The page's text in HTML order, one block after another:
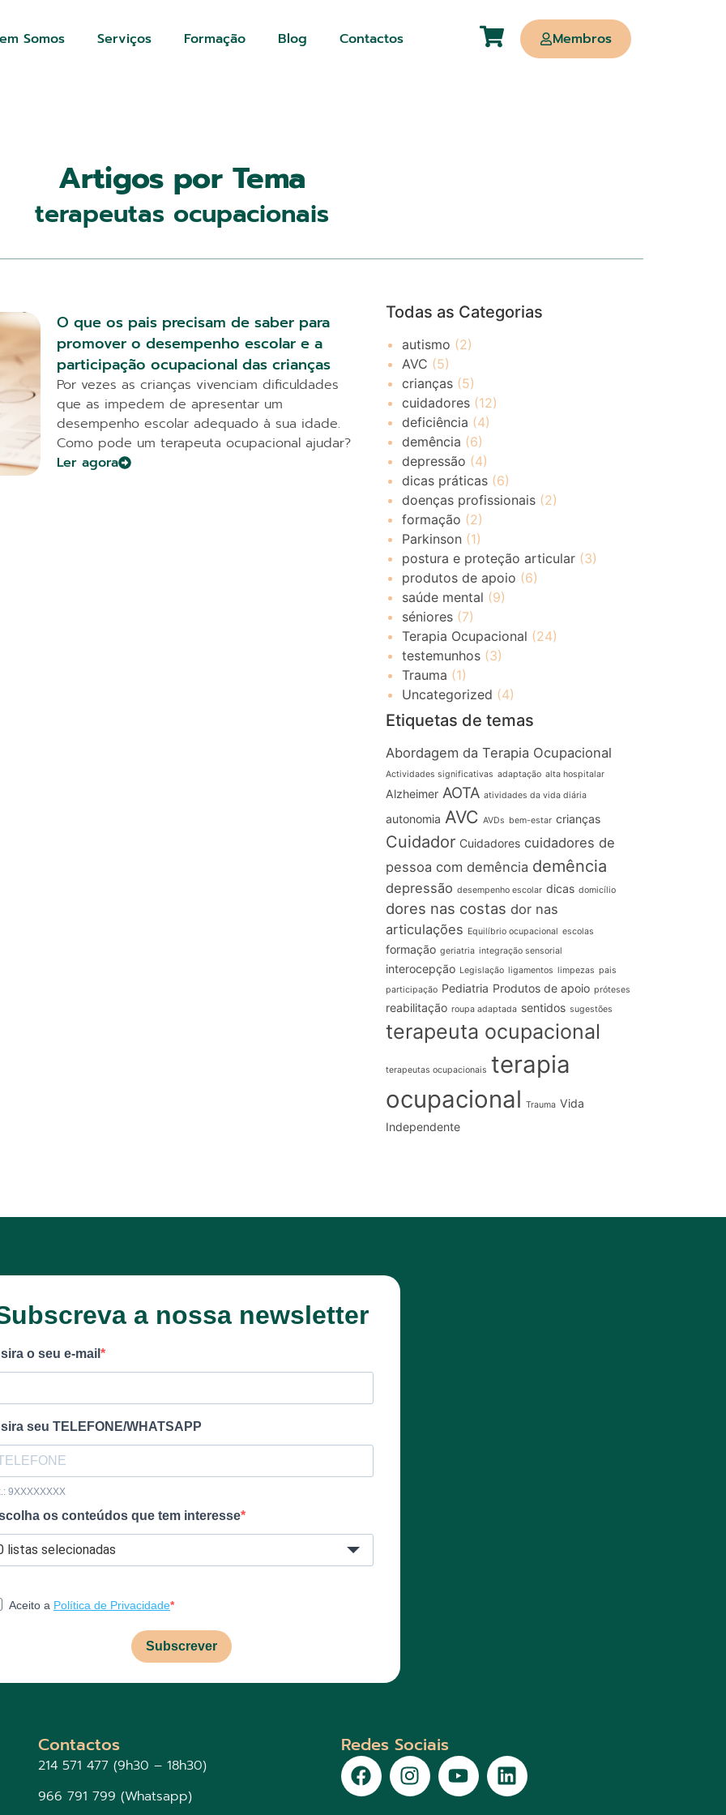
Somos Serviços Formação Blog Contactos Membros
Artigos por Tema
terapeutas ocupacionais
O que os pais precisam de saber para
promover o desempenho escolar e a
participação ocupacional das crianças
Por vezes as crianças vivenciam dificuldades
que as impedem de apresentar um
desempenho escolar adequado à sua idade.
Como pode um terapeuta ocupacional ajudar?
Ler agora
Todas as Categorias
autismo (2)
AVC (5)
crianças(5)
cuidadores(12)
deficiência (4)
demência (6)
depressão (4)
dicas práticas(6)
doenças profissionais(2)
formação (2)
Parkinson (1)
postura e proteção articular(3)
produtos de apoio (6)
saúde mental (9)
séniores(7)
Terapia Ocupacional (24)
testemunhos(3)
Trauma (1)
Uncategorized (4)
Etiquetas de temas
Abordagem da Terapia Ocupacional
Actividades significativas adaptação alta hospitalar
Alzheimer AOTA atividades da vida diária
autonomia AVC AVDs bem-estar crianças
Cuidador Cuidadores cuidadores de
pessoa com demência demência
depressão desempenho escolar dicas domicílio
dores nas costas dor nas
articulações Equilíbrio ocupacional escolas
formação geriatria integração sensorial
interocepção Legislação ligamentos limpezas pais
participação Pediatria Produtos de apoio próteses
reabilitação roupa adaptada sentidos sugestões
terapeuta ocupacional
terapeutas ocupacionais terapia
ocupacional Trauma Vida
Independente
a nossa newsletter
o seu e-mail
seu TELEFONE/WHATSAPP
9XXXXXXXX
os conteúdos que tem interesse
listas selecionadas
Aceito a Política de Privacidade
Subscrever
Contactos
214 571 477 (9h30 – 18h30)
966 791 799 (Whatsapp)
Redes Sociais